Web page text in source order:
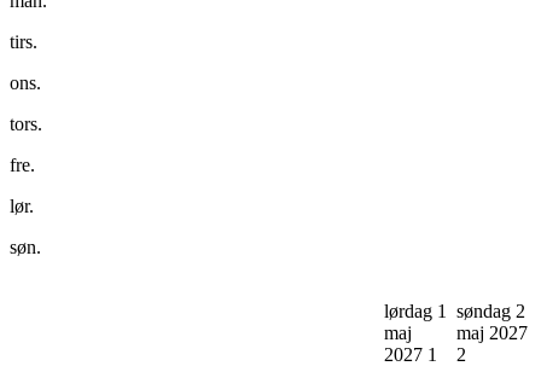
tirs.
ons.
tors.
fre.
lør.
søn.
lørdag 1
maj
2027 1
søndag 2
maj 2027
2